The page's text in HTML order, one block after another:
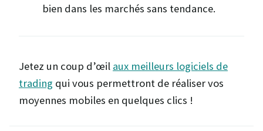
bien dans les marchés sans tendance.
Jetez un coup d’œil aux meilleurs logiciels de
trading qui vous permettront de réaliser vos
moyennes mobiles en quelques clics !